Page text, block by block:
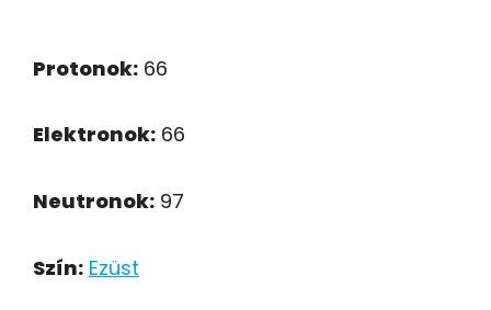
Protonok: 66
Elektronok: 66
Neutronok: 97
Szín: Ezüst